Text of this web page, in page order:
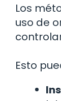
Los
uso de
Esto